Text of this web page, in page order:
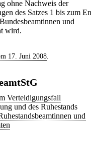
ohne Nachweis der
des Satzes 1 bis zum
und
wird.
17. Juni 2008.
Verteidigungsfall
und des Ruhestands
und